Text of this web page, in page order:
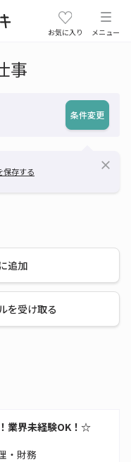
お気に入り メニュー
事
条件変更
保存する close
追加
を受け取る
業界未経験OK！☆
・財務